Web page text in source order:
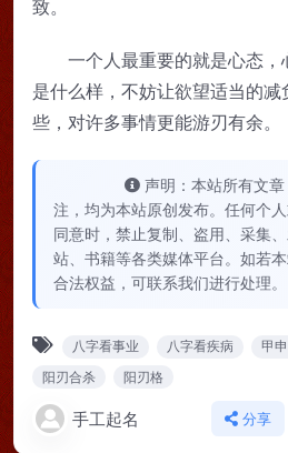
致。
一个人最重要的就是心态
是什么样，不妨让欲望适当的
些，对许多事情更能游刃有余。
声明：本站所有文
注，均为本站原创发布。任何个
同意时，禁止复制、盗用、采集
站、书籍等各类媒体平台。如若
合法权益，可联系我们进行处理。
八字看事业 八字看疾病 甲
阳刃合杀
阳刃格
手工起名 分享